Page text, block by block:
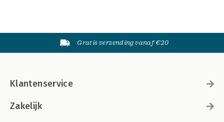
Gratis verzending vanaf €20
Klantenservice
Zakelijk